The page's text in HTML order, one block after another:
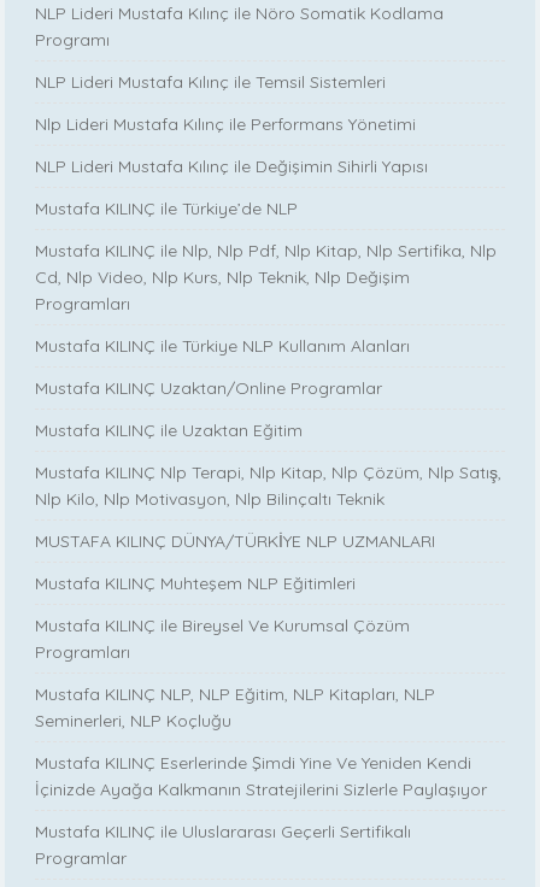
NLP Lideri Mustafa Kılınç ile Nöro Somatik Kodlama
Programı
NLP Lideri Mustafa Kılınç ile Temsil Sistemleri
Nlp Lideri Mustafa Kılınç ile Performans Yönetimi
NLP Lideri Mustafa Kılınç ile Değişimin Sihirli Yapısı
Mustafa KILINÇ ile Türkiye’de NLP
Mustafa KILINÇ ile Nlp, Nlp Pdf, Nlp Kitap, Nlp Sertifika, Nlp
Cd, Nlp Video, Nlp Kurs, Nlp Teknik, Nlp Değişim
Programları
Mustafa KILINÇ ile Türkiye NLP Kullanım Alanları
Mustafa KILINÇ Uzaktan/Online Programlar
Mustafa KILINÇ ile Uzaktan Eğitim
Mustafa KILINÇ Nlp Terapi, Nlp Kitap, Nlp Çözüm, Nlp Satış,
Nlp Kilo, Nlp Motivasyon, Nlp Bilinçaltı Teknik
MUSTAFA KILINÇ DÜNYA/TÜRKİYE NLP UZMANLARI
Mustafa KILINÇ Muhteşem NLP Eğitimleri
Mustafa KILINÇ ile Bireysel Ve Kurumsal Çözüm
Programları
Mustafa KILINÇ NLP, NLP Eğitim, NLP Kitapları, NLP
Seminerleri, NLP Koçluğu
Mustafa KILINÇ Eserlerinde Şimdi Yine Ve Yeniden Kendi
İçinizde Ayağa Kalkmanın Stratejilerini Sizlerle Paylaşıyor
Mustafa KILINÇ ile Uluslararası Geçerli Sertifikalı
Programlar